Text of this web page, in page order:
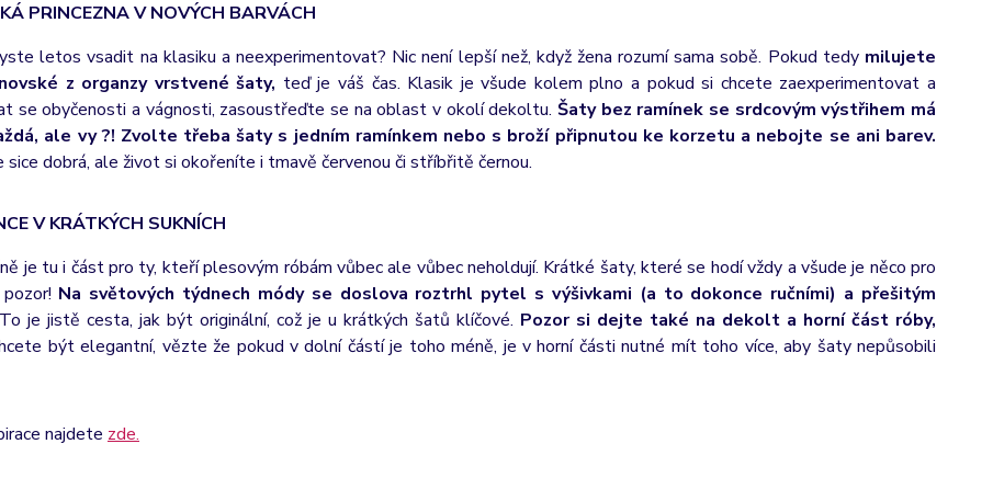
PRINCEZNA V NOVÝCH BARVÁCH
letos vsadit na klasiku a neexperimentovat? Nic není lepší než, když žena rozumí sama sobě. Pokud tedy milujete
z organzy vrstvené šaty, teď je váš čas. Klasik je všude kolem plno a pokud si chcete zaexperimentovat a
se obyčenosti a vágnosti, zasoustřeďte se na oblast v okolí dekoltu. Šaty bez ramínek se srdcovým výstřihem má
ale vy ?! Zvolte třeba šaty s jedním ramínkem nebo s broží připnutou ke korzetu a nebojte se ani barev.
sice dobrá, ale život si okořeníte i tmavě červenou či stříbřitě černou.
V KRÁTKÝCH SUKNÍCH
je tu i část pro ty, kteří plesovým róbám vůbec ale vůbec neholdují. Krátké šaty, které se hodí vždy a všude je něco pro
Na světových týdnech módy se doslova roztrhl pytel s výšivkami (a to dokonce ručními) a přešitým
To je jistě cesta, jak být originální, což je u krátkých šatů klíčové. Pozor si dejte také na dekolt a horní část róby,
být elegantní, vězte že pokud v dolní částí je toho méně, je v horní části nutné mít toho více, aby šaty nepůsobili
najdete zde.